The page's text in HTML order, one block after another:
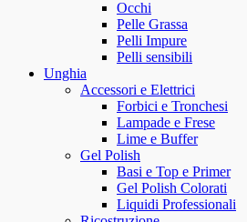
Occhi
Pelle Grassa
Pelli Impure
Pelli sensibili
Unghia
Accessori e Elettrici
Forbici e Tronchesi
Lampade e Frese
Lime e Buffer
Gel Polish
Basi e Top e Primer
Gel Polish Colorati
Liquidi Professionali